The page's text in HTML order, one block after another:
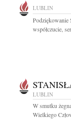
LUBLIN
Podziękowanie
współczucie,
LUBLIN
W smutku
Wielkiego